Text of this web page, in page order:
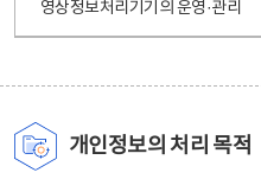
영상정보처리기기의 운영·관리
개인정보의 처리 목적